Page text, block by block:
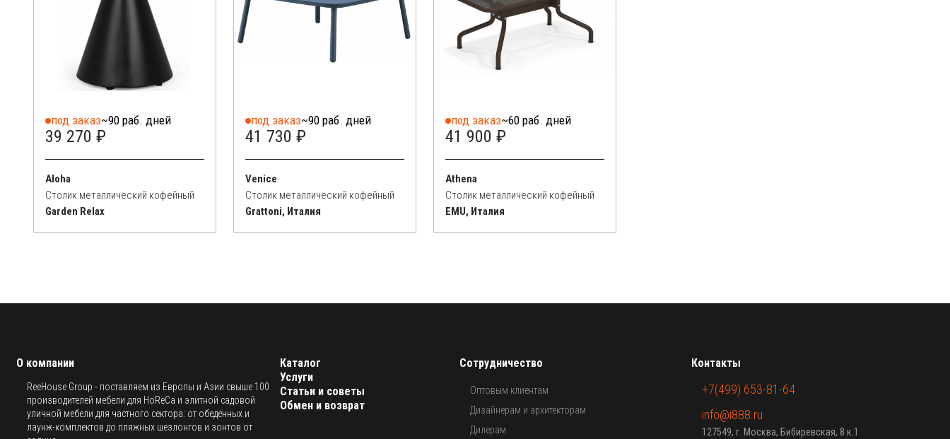
под заказ~90 раб. дней
39 270 ₽
Aloha
Столик металлический кофейный
Garden Relax
под заказ~90 раб. дней
41 730 ₽
Venice
Столик металлический кофейный
Grattoni, Италия
под заказ~60 раб. дней
41 900 ₽
Athena
Столик металлический кофейный
EMU, Италия
О компании
ReeHouse Group - поставляем из Европы и Азии свыше 100
производителей мебели для HoReCa и элитной садовой
уличной мебели для частного сектора: от обеденных и
лаунж-комплектов до пляжных шезлонгов и зонтов от
Каталог
Услуги
Статьи и советы
Обмен и возврат
Сотрудничество
Оптовым клиентам
Дизайнерам и архитекторам
Дилерам
Контакты
+7(499) 653-81-64
info@i888.ru
127549, г. Москва, Бибиревская, 8 к.1